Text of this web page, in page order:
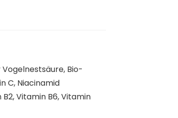
Bio-
C, Niacinamid
Vitamin B6, Vitamin